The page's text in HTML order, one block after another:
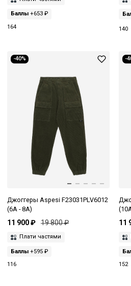
Баллы +653 ₽
164
140
-40%
Джоггеры Aspesi F23031PLV6012
(6A - 8A)
11 900 ₽ 19 800 ₽
Плати частями
Баллы +595 ₽
116
-
11
152